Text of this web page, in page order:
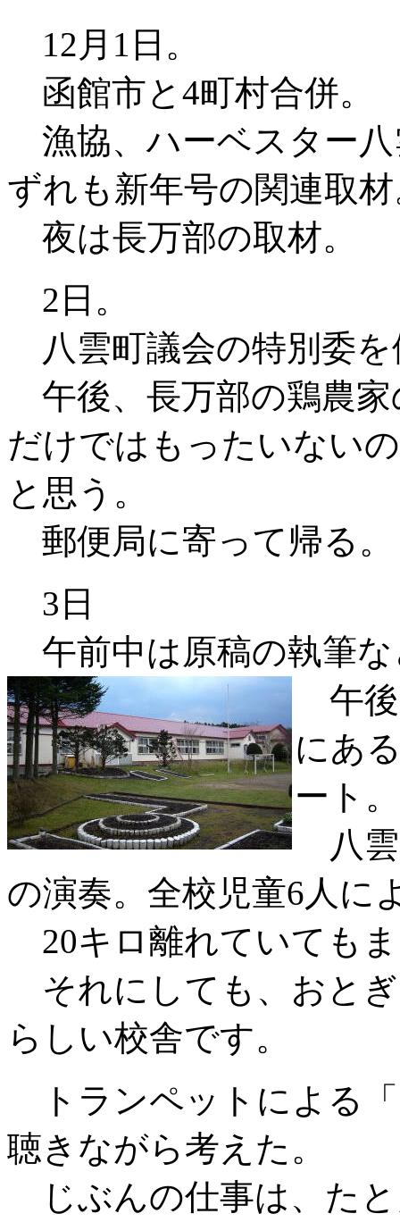
12月1日。
函館市と4町村合併。
漁協、ハーベスター
ずれも新年号の関連取
夜は長万部の取材。
2日。
八雲町議会の特別委を
午後、長万部の鶏農家
だけではもったいない
と思う。
郵便局に寄って帰る。
3日
午前中は原稿の執筆な
午
にあ
ート。
八雲
の演奏。全校児童6人に
20キロ離れていても
それにしても、おと
らしい校舎です。
トランペットによる
聴きながら考えた。
じぶんの仕事は、た